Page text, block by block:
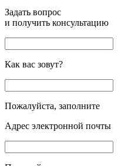
Задать вопрос
и получить консультацию
Как вас зовут?
Пожалуйста, заполните
Адрес электронной почты